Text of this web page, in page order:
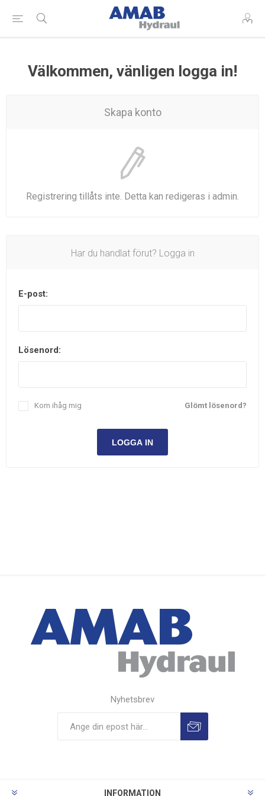
Välkommen, vänligen logga in!
Skapa konto
Registrering tillåts inte. Detta kan redigeras i admin.
Har du handlat förut? Logga in
E-post:
Lösenord:
Glömt lösenord?
Kom ihåg mig
LOGGA IN
Nyhetsbrev
INFORMATION